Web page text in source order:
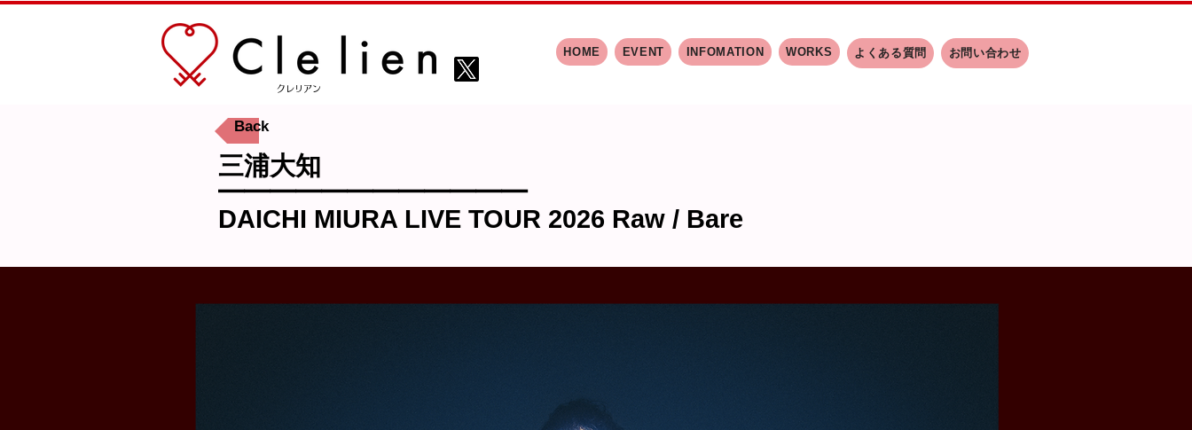
​クレリアン
HOME EVENT INFOMATION WORKS よくある質問 お問い合わせ
Back
三浦大知
━━━━━━━━━━━━
DAICHI MIURA LIVE TOUR 2026 Raw / Bare